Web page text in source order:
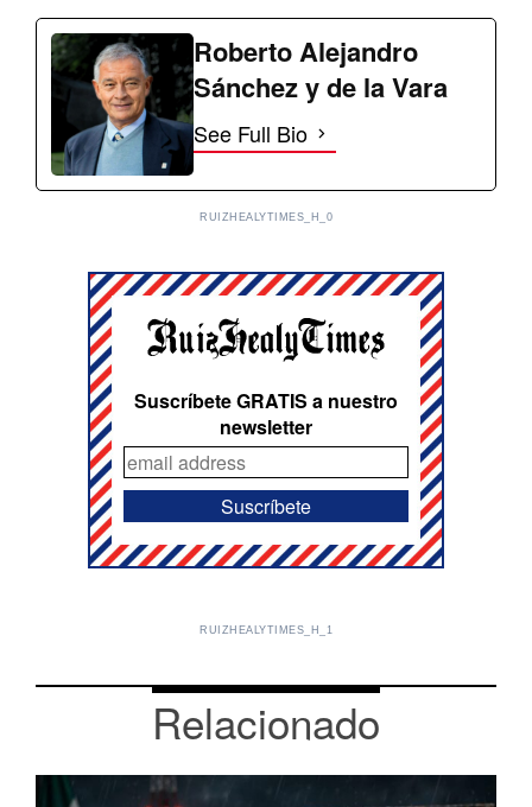
Roberto Alejandro
Sánchez y de la Vara
See Full Bio
RUIZHEALYTIMES_H_0
Suscríbete GRATIS a nuestro
newsletter
RUIZHEALYTIMES_H_1
Relacionado